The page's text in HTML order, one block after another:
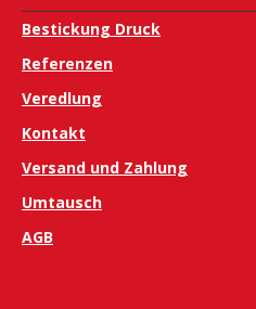
Bestickung Druck
Referenzen
Veredlung
Kontakt
Versand und Zahlung
Umtausch
AGB